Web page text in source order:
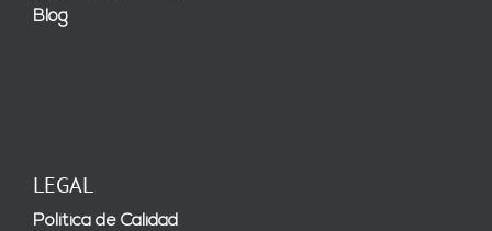
Blog
LEGAL
Política de Calidad